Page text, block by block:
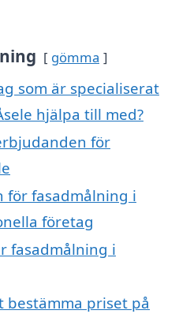
gömma
som är specialiserat
hjälpa till med?
för
för fasadmålning i
företag
fasadmålning i
priset på